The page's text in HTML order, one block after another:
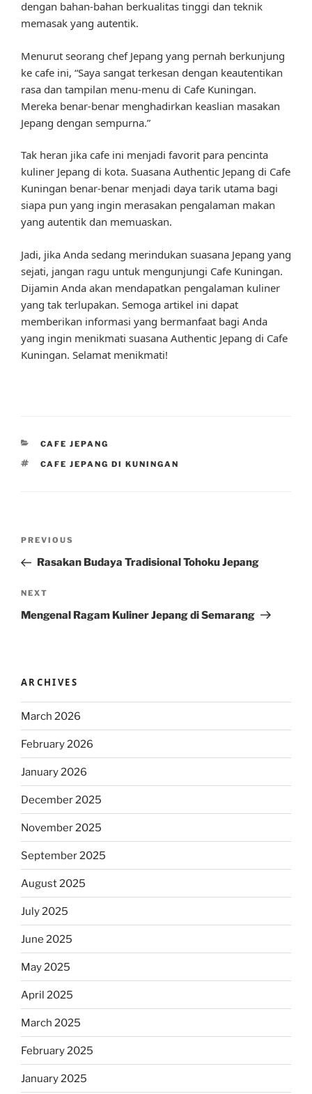
dengan bahan-bahan berkualitas tinggi dan teknik
memasak yang autentik.
Menurut seorang chef Jepang yang pernah berkunjung
ke cafe ini, “Saya sangat terkesan dengan keautentikan
rasa dan tampilan menu-menu di Cafe Kuningan.
Mereka benar-benar menghadirkan keaslian masakan
Jepang dengan sempurna.”
Tak heran jika cafe ini menjadi favorit para pencinta
kuliner Jepang di kota. Suasana Authentic Jepang di Cafe
Kuningan benar-benar menjadi daya tarik utama bagi
siapa pun yang ingin merasakan pengalaman makan
yang autentik dan memuaskan.
Jadi, jika Anda sedang merindukan suasana Jepang yang
sejati, jangan ragu untuk mengunjungi Cafe Kuningan.
Dijamin Anda akan mendapatkan pengalaman kuliner
yang tak terlupakan. Semoga artikel ini dapat
memberikan informasi yang bermanfaat bagi Anda
yang ingin menikmati suasana Authentic Jepang di Cafe
Kuningan. Selamat menikmati!
CATEGORIES
CAFE JEPANG
TAGS
CAFE JEPANG DI KUNINGAN
Previous
Post
PREVIOUS
Rasakan Budaya Tradisional Tohoku Jepang
Next
Post
NEXT
Mengenal Ragam Kuliner Jepang di Semarang
ARCHIVES
March 2026
February 2026
January 2026
December 2025
November 2025
September 2025
August 2025
July 2025
June 2025
May 2025
April 2025
March 2025
February 2025
January 2025